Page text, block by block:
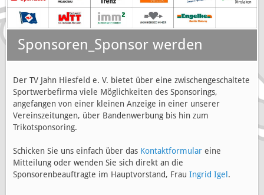
Sponsoren_Sponsor werden
Der TV Jahn Hiesfeld e. V. bietet über eine zwischengeschaltete
Sportwerbefirma viele Möglichkeiten des Sponsorings,
angefangen von einer kleinen Anzeige in einer unserer
Vereinszeitungen, über Bandenwerbung bis hin zum
Trikotsponsoring.
Schicken Sie uns einfach über das Kontaktformular eine
Mitteilung oder wenden Sie sich direkt an die
Sponsorenbeauftragte im Hauptvorstand, Frau Ingrid Igel .